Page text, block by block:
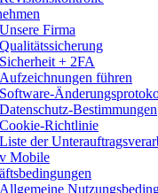
Unsere Firma
Qualitätssicherung
Sicherheit + 2FA
Aufzeichnungen führen
Software-
Datenschutz-Bestimmungen
Cookie-Richtlinie
Liste der
Mobile
Allgemeine